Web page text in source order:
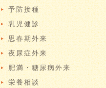
予防接種
乳児健診
思春期外来
夜尿症外来
肥満・糖尿病外来
栄養相談